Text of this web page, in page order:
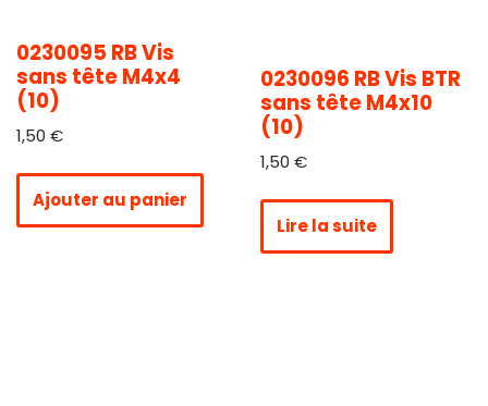
0230095 RB Vis
sans tête M4x4
(10)
1,50 €
Ajouter au panier
0230096 RB Vis BTR
sans tête M4x10
(10)
1,50 €
Lire la suite